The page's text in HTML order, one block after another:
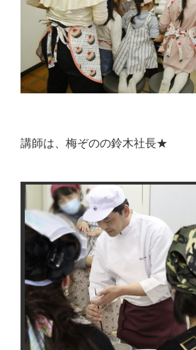
講師は、梅ぞのの鈴木社長★